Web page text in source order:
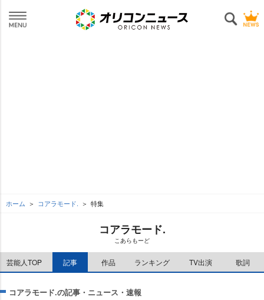
ホーム コアラモード. 特集
コアラモード.
こあらもーど
芸能人TOP 記事 作品 ランキング TV出演 歌詞
コアラモード.の記事・ニュース・速報